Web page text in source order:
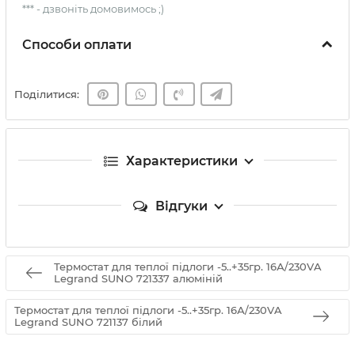
*** - дзвоніть домовимось ;)
Способи оплати
Поділитися:
Характеристики
Відгуки
Термостат для теплої підлоги -5..+35гр. 16А/230VA
Legrand SUNO 721337 алюміній
Термостат для теплої підлоги -5..+35гр. 16А/230VA
Legrand SUNO 721137 білий